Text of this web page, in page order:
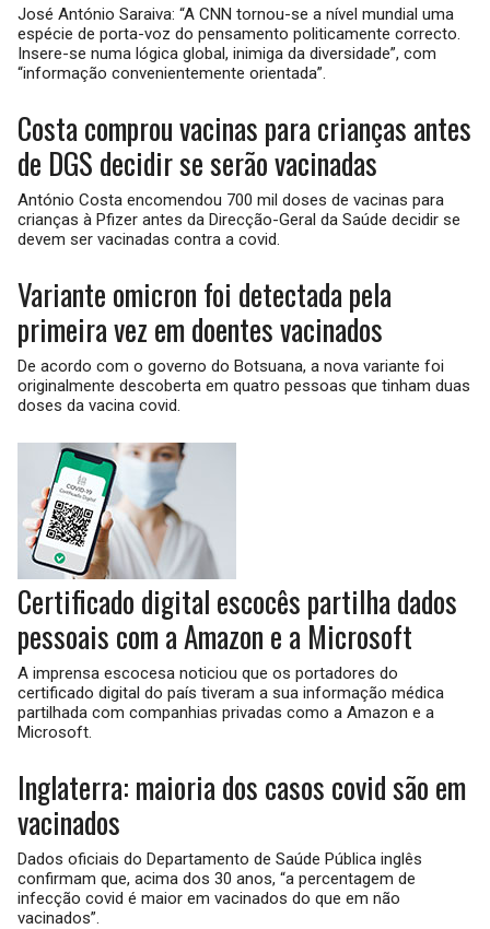
José António Saraiva: “A CNN tornou-se a nível mundial uma
espécie de porta-voz do pensamento politicamente correcto.
Insere-se numa lógica global, inimiga da diversidade”, com
“informação convenientemente orientada”.
Costa comprou vacinas para crianças antes
de DGS decidir se serão vacinadas
António Costa encomendou 700 mil doses de vacinas para
crianças à Pfizer antes da Direcção-Geral da Saúde decidir se
devem ser vacinadas contra a covid.
Variante omicron foi detectada pela
primeira vez em doentes vacinados
De acordo com o governo do Botsuana, a nova variante foi
originalmente descoberta em quatro pessoas que tinham duas
doses da vacina covid.
Certificado digital escocês partilha dados
pessoais com a Amazon e a Microsoft
A imprensa escocesa noticiou que os portadores do
certificado digital do país tiveram a sua informação médica
partilhada com companhias privadas como a Amazon e a
Microsoft.
Inglaterra: maioria dos casos covid são em
vacinados
Dados oficiais do Departamento de Saúde Pública inglês
confirmam que, acima dos 30 anos, “a percentagem de
infecção covid é maior em vacinados do que em não
vacinados”.